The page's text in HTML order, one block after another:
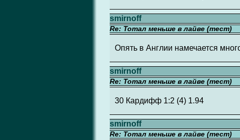
smirnoff
Re: Тотал меньше в лайве (тест)
Опять в Англии намечается
smirnoff
Re: Тотал меньше в лайве (тест)
30 Кардифф 1:2 (4) 1.94
smirnoff
Re: Тотал меньше в лайве (тест)